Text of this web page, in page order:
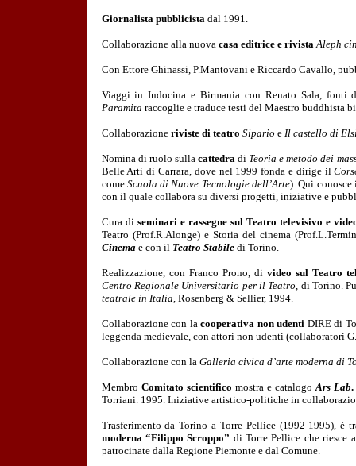
Giornalista pubblicistadal 1991.
Collaborazione alla nuova casa editrice e rivista Aleph
Con Ettore Ghinassi, P.Mantovani e Riccardo Cavallo,
Viaggi in Indocina e Birmania con Renato Sala, fonti
Paramita raccoglie e traduce testi del Maestro buddhista
Collaborazione riviste di teatro Sipario e Il castello di
Nomina di ruolo sulla cattedradi Teoria e metodo dei
Belle Arti di Carrara, dove nel 1999 fonda e dirige il
come Scuola di Nuove Tecnologie dell’Arte). Qui
con il quale collabora su diversi progetti, iniziative e
Cura di seminari e rassegne sul Teatro televisivo e
Teatro (Prof.R.Alonge) e Storia del cinema
Cinema e con il Teatro Stabiledi Torino.
Realizzazione, con Franco Prono, di video sul Teatro
Centro Regionale Universitario per il Teatro, di Torino.
teatrale in Italia, Rosenberg & Sellier, 1994.
Collaborazione con lacooperativa non udenti DIRE di
leggenda medievale, con attori non udenti (collaboratori
Collaborazione con la Galleria civica d’arte moderna di
Membro Comitato scientifico mostra e catalogoArs Lab.
Torriani. 1995. Iniziative artistico-politiche in
Trasferimento da Torino a Torre Pellice (1992-1995), è
moderna “Filippo Scroppo” di Torre Pellice che riesce
patrocinate dalla Regione Piemonte e dal Comune.